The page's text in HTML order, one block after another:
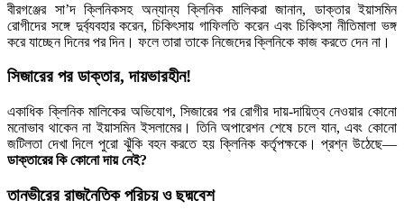
বীরগঞ্জের সা’দ ক্লিনিকসহ অন্যান্য ক্লিনিক মালিকরা জানান, ডাক্তার ইয়াসমিন
রোগীদের সঙ্গে দুর্ব্যবহার করেন, চিকিৎসায় গাফিলতি করেন এবং চিকিৎসা নীতিমালা ভঙ্গ
করে যাচ্ছেন দিনের পর দিন। ফলে তারা তাকে নিজেদের ক্লিনিকে কাজ করতে দেন না।
সিজারের পর ডাক্তার, দায়ভারহীন!
একাধিক ক্লিনিক মালিকের অভিযোগ, সিজারের পর রোগীর দায়-দায়িত্ব নেওয়ার কোনো
মনোভাব থাকেন না ইয়াসমিন ইসলামের। তিনি অপারেশন শেষে চলে যান, এবং কোনো
জটিলতা দেখা দিলে পুরো ঝুঁকি বহন করতে হয় ক্লিনিক কর্তৃপক্ষকে। প্রশ্ন উঠেছে—
ডাক্তারের কি কোনো দায় নেই?
তানভীরের রাজনৈতিক পরিচয় ও ছদ্মবেশ